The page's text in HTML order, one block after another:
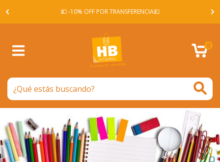
💵 -10% OFF POR TRANSFERENCIA💵
0